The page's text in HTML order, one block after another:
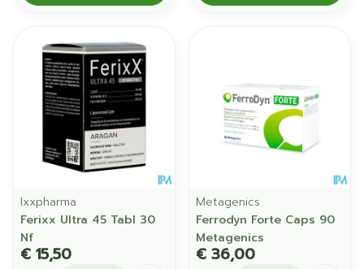
Ixxpharma
Ferixx Ultra 45 Tabl 30
Nf
€ 15,50
Metagenics
Ferrodyn Forte Caps 90
Metagenics
€ 36,00